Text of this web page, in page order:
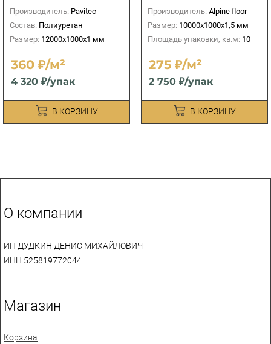
Производитель: Pavitec
Состав: Полиуретан
Размер: 12000х1000х1 мм
360 ₽/м²
4 320 ₽/упак
В КОРЗИНУ
Производитель: Alpine floor
Размер: 10000х1000х1,5 мм
Площадь упаковки, кв.м: 10
275 ₽/м²
2 750 ₽/упак
В КОРЗИНУ
О компании
ИП ДУДКИН ДЕНИС МИХАЙЛОВИЧ
ИНН 525819772044
Магазин
Корзина